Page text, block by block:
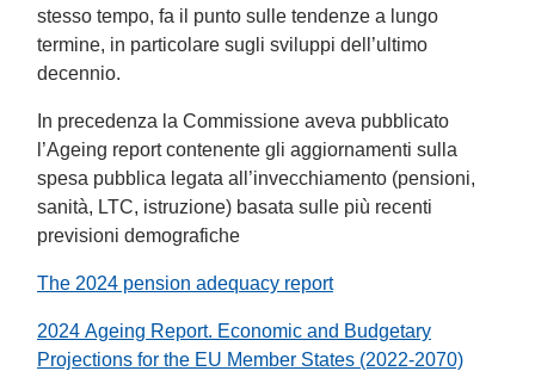
stesso tempo, fa il punto sulle tendenze a lungo
termine, in particolare sugli sviluppi dell’ultimo
decennio.
In precedenza la Commissione aveva pubblicato
l’Ageing report contenente gli aggiornamenti sulla
spesa pubblica legata all’invecchiamento (pensioni,
sanità, LTC, istruzione) basata sulle più recenti
previsioni demografiche
The 2024 pension adequacy report
2024 Ageing Report. Economic and Budgetary
Projections for the EU Member States (2022-2070)